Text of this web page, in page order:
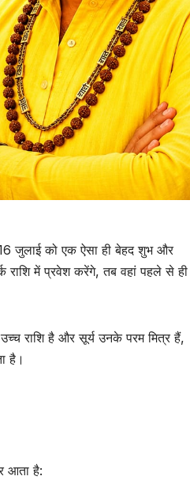
16 जुलाई को एक ऐसा ही बेहद शुभ और
राशि में प्रवेश करेंगे, तब वहां पहले से ही
राशि है और सूर्य उनके परम मित्र हैं,
है।
आता है: